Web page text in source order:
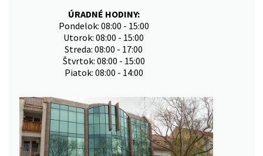
ÚRADNÉ HODINY:
Pondelok: 08:00 - 15:00
Utorok: 08:00 - 15:00
Streda: 08:00 - 17:00
Štvrtok: 08:00 - 15:00
Piatok: 08:00 - 14:00